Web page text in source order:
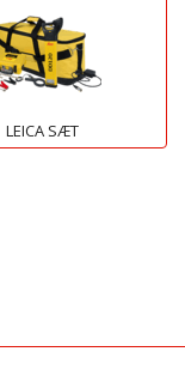
LEICA SÆT